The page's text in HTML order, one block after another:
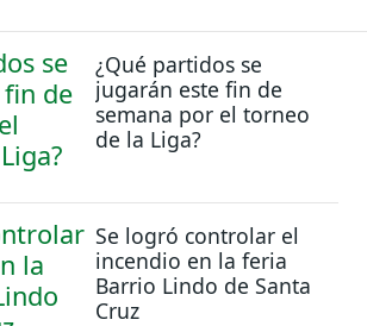
¿Qué partidos se
jugarán este fin de
semana por el torneo
de la Liga?
Se logró controlar el
incendio en la feria
Barrio Lindo de Santa
Cruz